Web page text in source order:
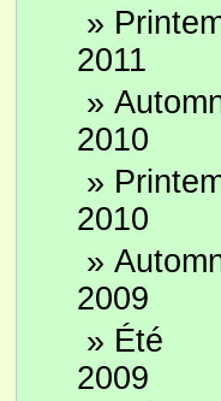
»
2011
»
2010
»
2010
»
2009
» Été
2009